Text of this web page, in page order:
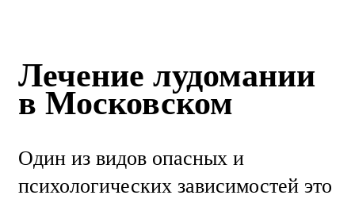
Лечение лудомании
в Московском
Один из видов опасных и
психологических зависимостей это